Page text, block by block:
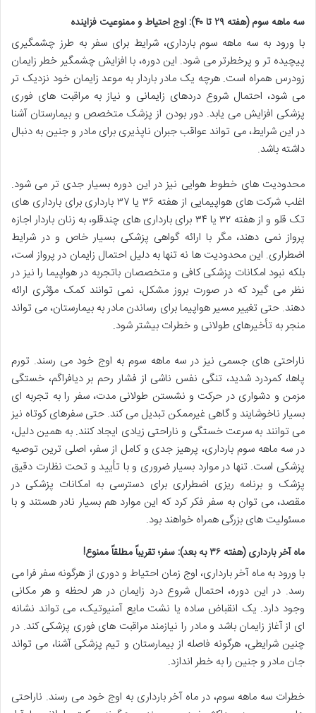
سه ماهه سوم (هفته ۲۹ تا ۴۰): اوج احتیاط و ممنوعیت فزاینده
با ورود به سه ماهه سوم بارداری، شرایط برای سفر به طرز چشمگیری
پیچیده تر و پرخطرتر می شود. این دوره، با افزایش چشمگیر خطر زایمان
زودرس همراه است. هرچه یک مادر باردار به موعد زایمان خود نزدیک تر
می شود، احتمال شروع دردهای زایمانی و نیاز به مراقبت های فوری
پزشکی افزایش می یابد. دور بودن از پزشک متخصص و بیمارستان آشنا
در این شرایط، می تواند عواقب جبران ناپذیری برای مادر و جنین به دنبال
داشته باشد.
محدودیت های خطوط هوایی نیز در این دوره بسیار جدی تر می شود.
اغلب شرکت های هواپیمایی از هفته ۳۶ یا ۳۷ بارداری برای بارداری های
تک قلو و از هفته ۳۲ یا ۳۴ برای بارداری های چندقلو، به زنان باردار اجازه
پرواز نمی دهند، مگر با ارائه گواهی پزشکی بسیار خاص و در شرایط
اضطراری. این محدودیت ها نه تنها به دلیل احتمال زایمان در پرواز است،
بلکه نبود امکانات پزشکی کافی و متخصصان باتجربه در هواپیما را نیز در
نظر می گیرد که در صورت بروز مشکل، نمی توانند کمک مؤثری ارائه
دهند. حتی تغییر مسیر هواپیما برای رساندن مادر به بیمارستان، می تواند
منجر به تأخیرهای طولانی و خطرات بیشتر شود.
ناراحتی های جسمی نیز در سه ماهه سوم به اوج خود می رسند. تورم
پاها، کمردرد شدید، تنگی نفس ناشی از فشار رحم بر دیافراگم، خستگی
مزمن و دشواری در حرکت و نشستن طولانی مدت، سفر را به تجربه ای
بسیار ناخوشایند و گاهی غیرممکن تبدیل می کند. حتی سفرهای کوتاه نیز
می توانند به سرعت خستگی و ناراحتی زیادی ایجاد کنند. به همین دلیل،
در سه ماهه سوم بارداری، پرهیز جدی و کامل از سفر، اصلی ترین توصیه
پزشکی است. تنها در موارد بسیار ضروری و با تأیید و تحت نظارت دقیق
پزشک و برنامه ریزی اضطراری برای دسترسی به امکانات پزشکی در
مقصد، می توان به سفر فکر کرد که این موارد هم بسیار نادر هستند و با
مسئولیت های بزرگی همراه خواهند بود.
ماه آخر بارداری (هفته ۳۶ به بعد): سفر؛ تقریباً مطلقاً ممنوع!
با ورود به ماه آخر بارداری، اوج زمان احتیاط و دوری از هرگونه سفر فرا می
رسد. در این دوره، احتمال شروع درد زایمان در هر لحظه و هر مکانی
وجود دارد. یک انقباض ساده یا نشت مایع آمنیوتیک، می تواند نشانه
ای از آغاز زایمان باشد و مادر را نیازمند مراقبت های فوری پزشکی کند. در
چنین شرایطی، هرگونه فاصله از بیمارستان و تیم پزشکی آشنا، می تواند
جان مادر و جنین را به خطر اندازد.
خطرات سه ماهه سوم، در ماه آخر بارداری به اوج خود می رسند. ناراحتی